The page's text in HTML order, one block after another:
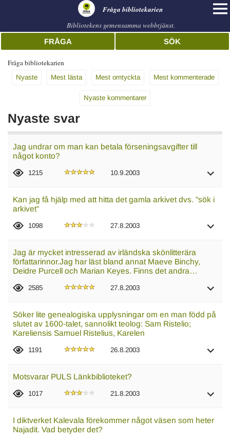
Fråga bibliotekarien
Bibliotekens gemensamma webbtjänst.
FRÅGA SÖK
Fråga bibliotekarien
Nyaste Mest lästa Mest omtyckta Mest kommenterade
Nyaste kommentarer
Nyaste svar
Jag undrar om man kan betala förseningsavgifter till
något konto?
1215 10.9.2003
Kan jag få hjälp med att hitta det gamla arkivet dvs. "sök i
arkivet"
1098 27.8.2003
Jag är mycket intresserad av irländska skönlitterära
författarinnor.Jag har läst bland annat Maeve Binchy,
Deidre Purcell och Marian Keyes. Finns det andra…
2585 27.8.2003
Söker lite genealogiska upplysningar om en man född på
slutet av 1600-talet, sannolikt teolog: Sam Ristelio;
Kareliensis Samuel Ristelius, Karelen
1191 26.8.2003
Motsvarar PULS Länkbiblioteket?
1017 21.8.2003
I diktverket Kalevala förekommer något väsen som heter
Najadit. Vad betyder det?